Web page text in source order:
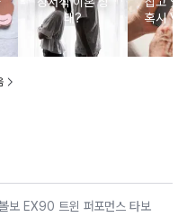
태?
혹시
보 EX90 트윈 퍼포먼스 타보